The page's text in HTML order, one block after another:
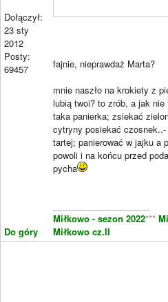
Dołączył:
23 sty
2012
Posty:
69457
Do góry
fajnie, nieprawdaż Marta?
mnie naszło na krokiety z
lubią twoi? to zrób, a jak
taka panierka; zsiekać
cytryny posiekać
tartej; panierować w jajku a
powoli i na końcu przed
pycha
Miłkowo - sezon 2022***
Miłkowo cz.II